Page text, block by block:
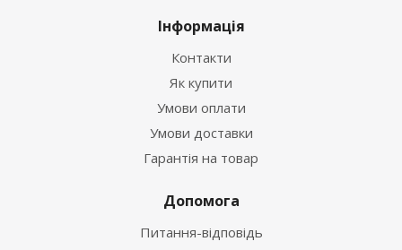
Інформація
Контакти
Як купити
Умови оплати
Умови доставки
Гарантія на товар
Допомога
Питання-відповідь